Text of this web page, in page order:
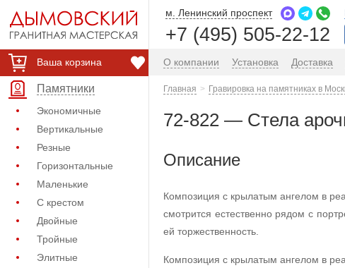
Ваша корзина
Памятники
Экономичные
Вертикальные
Резные
Горизонтальные
Маленькие
С крестом
Двойные
Тройные
Элитные
м. Ленинский проспект
+7 (495) 505-22-12
О компании Установка Доставка
Главная Гравировка на памятниках в
72-822 — Стела
Описание
Композиция с крылатым ангелом в
смотрится естественно рядом с
ей торжественность.
Композиция с крылатым ангелом в